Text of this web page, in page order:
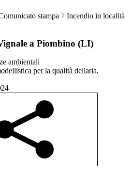
stampa
Incendio in località
a Piombino (LI)
ambientali
per la qualità dellaria,